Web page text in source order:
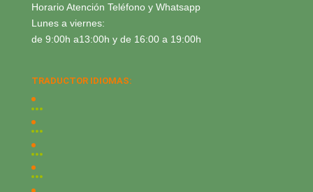
Horario Atención Teléfono y Whatsapp
Lunes a viernes:
de 9:00h a13:00h y de 16:00 a 19:00h
TRADUCTOR IDIOMAS: